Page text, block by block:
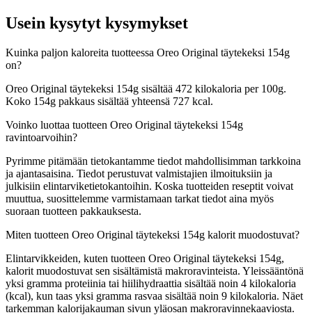
Usein kysytyt kysymykset
Kuinka paljon kaloreita tuotteessa Oreo Original täytekeksi 154g
on?
Oreo Original täytekeksi 154g sisältää 472 kilokaloria per 100g.
Koko 154g pakkaus sisältää yhteensä 727 kcal.
Voinko luottaa tuotteen Oreo Original täytekeksi 154g
ravintoarvoihin?
Pyrimme pitämään tietokantamme tiedot mahdollisimman tarkkoina
ja ajantasaisina. Tiedot perustuvat valmistajien ilmoituksiin ja
julkisiin elintarviketietokantoihin. Koska tuotteiden reseptit voivat
muuttua, suosittelemme varmistamaan tarkat tiedot aina myös
suoraan tuotteen pakkauksesta.
Miten tuotteen Oreo Original täytekeksi 154g kalorit muodostuvat?
Elintarvikkeiden, kuten tuotteen Oreo Original täytekeksi 154g,
kalorit muodostuvat sen sisältämistä makroravinteista. Yleissääntönä
yksi gramma proteiinia tai hiilihydraattia sisältää noin 4 kilokaloria
(kcal), kun taas yksi gramma rasvaa sisältää noin 9 kilokaloria. Näet
tarkemman kalorijakauman sivun yläosan makroravinnekaaviosta.